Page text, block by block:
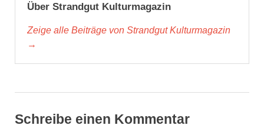
Über Strandgut Kulturmagazin
Zeige alle Beiträge von Strandgut Kulturmagazin
→
Schreibe einen Kommentar